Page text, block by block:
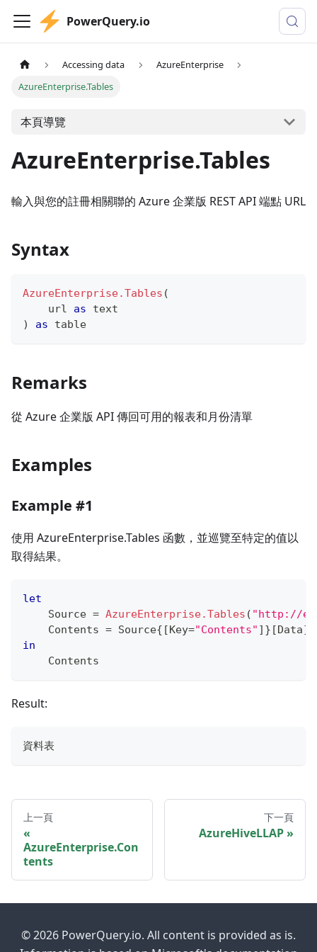
PowerQuery.io
Accessing data
AzureEnterprise
AzureEnterprise.Tables
本頁導覽
AzureEnterprise.Tables
輸入與您的註冊相關聯的 Azure 企業版 REST API 端點 URL
Syntax
AzureEnterprise.Tables (
    url
as
text
)
as table
Remarks
從 Azure 企業版 API 傳回可用的報表和月份清單
Examples
Example #1
使用 AzureEnterprise.Tables 函數，並巡覽至特定的值以
取得結果。
let
    Source
= AzureEnterprise.Tables ( "http://
    Contents
= Source{ [Key="Contents" ] } [Data]
in
    Contents
Result:
資料表
上一頁
AzureEnterprise.Con
tents
下一頁
AzureHiveLLAP
© 2026 PowerQuery.io. All content is provided as is.